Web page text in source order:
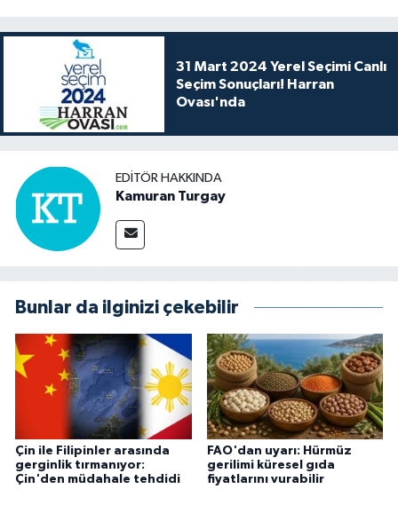
31 Mart 2024 Yerel Seçimi Canlı
Seçim Sonuçları! Harran
Ovası'nda
EDITÖR HAKKINDA
Kamuran Turgay
Bunlar da ilginizi çekebilir
Çin ile Filipinler arasında
gerginlik tırmanıyor:
Çin'den müdahale tehdidi
FAO'dan uyarı: Hürmüz
gerilimi küresel gıda
fiyatlarını vurabilir